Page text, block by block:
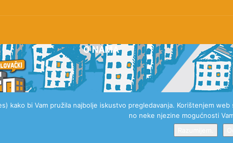
O NAMA
kako bi Vam pružila najbolje iskustvo pregledavanja. Korištenjem
no neke njezine mogućnosti